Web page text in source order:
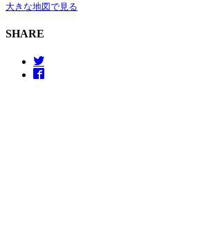
大きな地図で見る
SHARE